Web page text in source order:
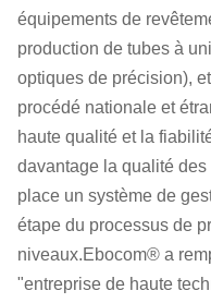
équipements de
production de tubes à
optiques de précision),
procédé nationale et
haute qualité et la
davantage la qualité
place un système de
étape du processus de
niveaux.Ebocom® a
"entreprise de haute